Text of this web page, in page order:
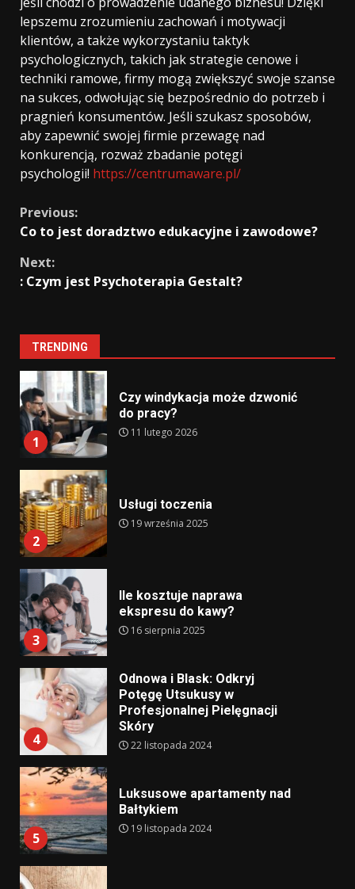
lepszemu zrozumieniu zachowań i motywacji
klientów, a także wykorzystaniu taktyk
psychologicznych, takich jak strategie cenowe i
techniki ramowe, firmy mogą zwiększyć swoje szanse
na sukces, odwołując się bezpośrednio do potrzeb i
pragnień konsumentów. Jeśli szukasz sposobów,
aby zapewnić swojej firmie przewagę nad
konkurencją, rozważ zbadanie potęgi
psychologii! https://centrumaware.pl/
Continue
Reading
Previous:
Co to jest doradztwo edukacyjne i zawodowe?
Next:
: Czym jest Psychoterapia Gestalt?
TRENDING
1
Czy windykacja może dzwonić
do pracy?
11 lutego 2026
2
Usługi toczenia
19 września 2025
3
Ile kosztuje naprawa
ekspresu do kawy?
16 sierpnia 2025
4
Odnowa i Blask: Odkryj
Potęgę Utsukusy w
Profesjonalnej Pielęgnacji
Skóry
22 listopada 2024
5
Luksusowe apartamenty nad
Bałtykiem
19 listopada 2024